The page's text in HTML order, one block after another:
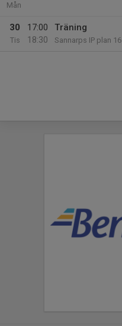
Mån
30
Tis
17:00
18:30
Träning
Sannarps IP plan 16